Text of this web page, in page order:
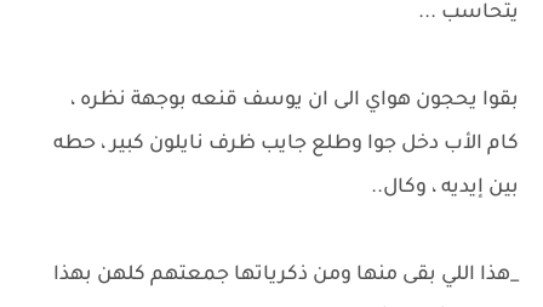
يتحاسب ...
بقوا يحجون هواي الى ان يوسف قنعه بوجهة نظره ،
كام الأب دخل جوا وطلع جايب ظرف نايلون كبير ، حطه
بين إيديه ، وكال..
_هذا اللي بقى منها ومن ذكرياتها جمعتهم كلهن بهذا